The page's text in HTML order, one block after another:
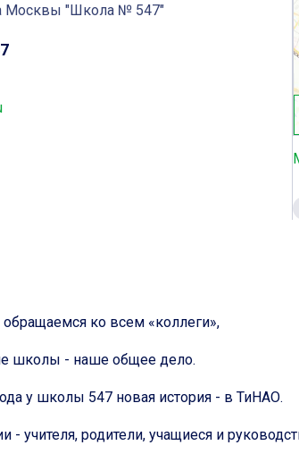
Москвы "Школа № 547"
ко всем «коллеги»,
школы - наше общее дело.
у школы 547 новая история - в ТиНАО.
- учителя, родители, учащиеся и